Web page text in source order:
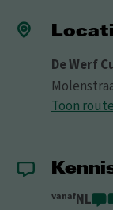
De Werf
Toon
vanafNL